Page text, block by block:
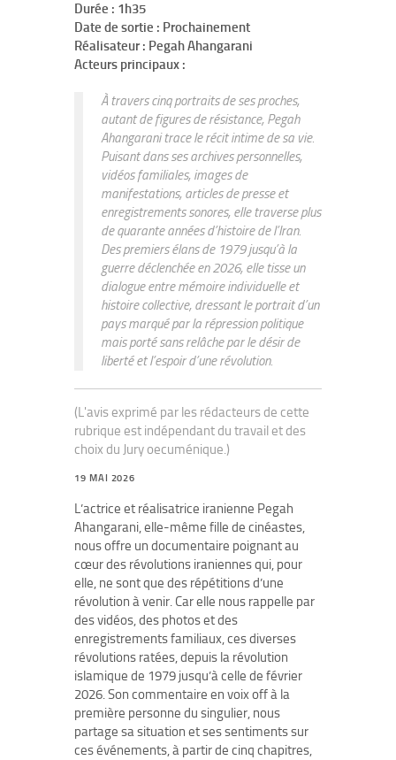
Durée : 1h35
Date de sortie : Prochainement
Réalisateur : Pegah Ahangarani
Acteurs principaux :
À travers cinq portraits de ses proches,
autant de figures de résistance, Pegah
Ahangarani trace le récit intime de sa vie.
Puisant dans ses archives personnelles,
vidéos familiales, images de
manifestations, articles de presse et
enregistrements sonores, elle traverse plus
de quarante années d’histoire de l’Iran.
Des premiers élans de 1979 jusqu’à la
guerre déclenchée en 2026, elle tisse un
dialogue entre mémoire individuelle et
histoire collective, dressant le portrait d’un
pays marqué par la répression politique
mais porté sans relâche par le désir de
liberté et l’espoir d’une révolution.
(L'avis exprimé par les rédacteurs de cette
rubrique est indépendant du travail et des
choix du Jury oecuménique.)
19 MAI 2026
L’actrice et réalisatrice iranienne Pegah
Ahangarani, elle-même fille de cinéastes,
nous offre un documentaire poignant au
cœur des révolutions iraniennes qui, pour
elle, ne sont que des répétitions d’une
révolution à venir. Car elle nous rappelle par
des vidéos, des photos et des
enregistrements familiaux, ces diverses
révolutions ratées, depuis la révolution
islamique de 1979 jusqu’à celle de février
2026. Son commentaire en voix off à la
première personne du singulier, nous
partage sa situation et ses sentiments sur
ces événements, à partir de cinq chapitres,